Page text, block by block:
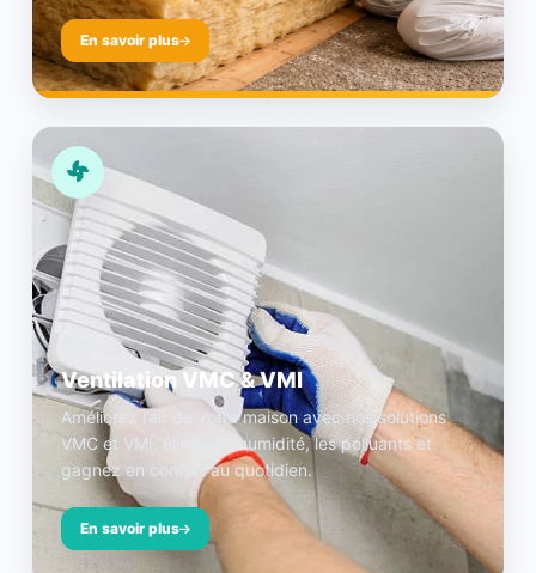
En savoir plus
Ventilation VMC & VMI
Améliorez l’air de votre maison avec nos solutions
VMC et VMI. Éliminez l’humidité, les polluants et
gagnez en confort au quotidien.
En savoir plus